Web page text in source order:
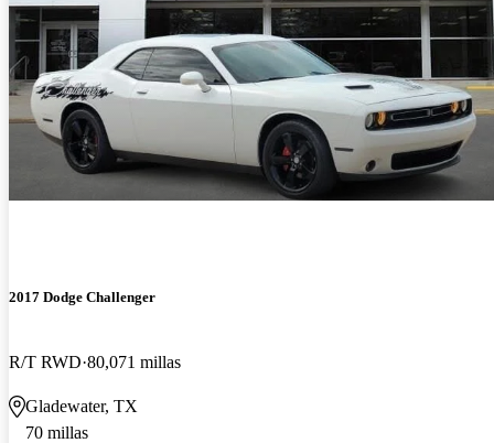
2017 Dodge Challenger
R/T RWD 80,071 millas
Gladewater, TX
70 millas